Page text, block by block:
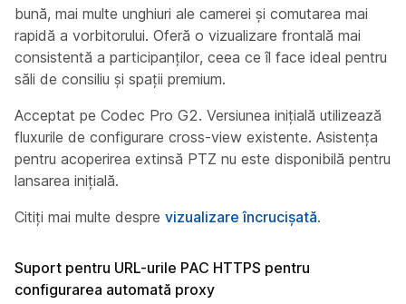
bună, mai multe unghiuri ale camerei și comutarea mai
rapidă a vorbitorului. Oferă o vizualizare frontală mai
consistentă a participanților, ceea ce îl face ideal pentru
săli de consiliu și spații premium.
Acceptat pe Codec Pro G2. Versiunea inițială utilizează
fluxurile de configurare cross-view existente. Asistența
pentru acoperirea extinsă PTZ nu este disponibilă pentru
lansarea inițială.
Citiți mai multe despre vizualizare încrucișată.
Suport pentru URL-urile PAC HTTPS pentru
configurarea automată proxy